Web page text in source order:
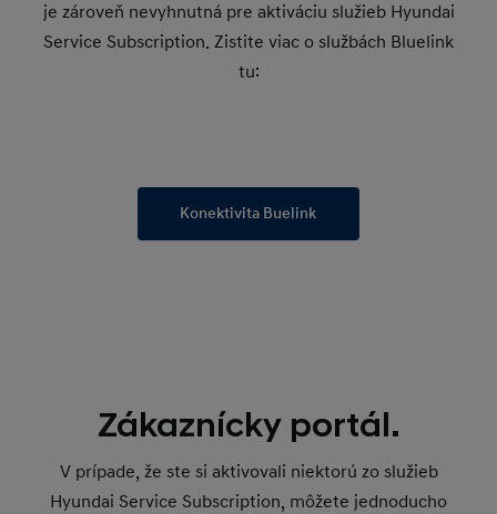
je zároveň nevyhnutná pre aktiváciu služieb Hyundai
Service Subscription. Zistite viac o službách Bluelink
tu:
Konektivita Buelink
Zákaznícky portál.
V prípade, že ste si aktivovali niektorú zo služieb
Hyundai Service Subscription, môžete jednoducho